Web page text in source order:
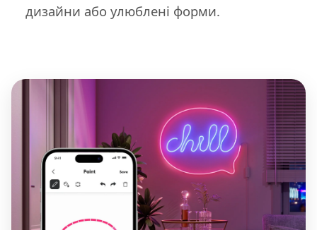
дизайни або улюблені форми.